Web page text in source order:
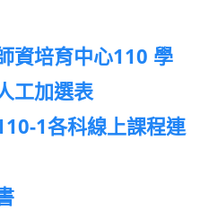
資培育中心110 學
工加選表
1各科線上課程連